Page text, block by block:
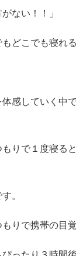
ない！！」
どこでも寝れる
感していく中
りで１度寝る
。
りで携帯の目